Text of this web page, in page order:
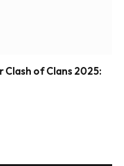
of Clans 2025: